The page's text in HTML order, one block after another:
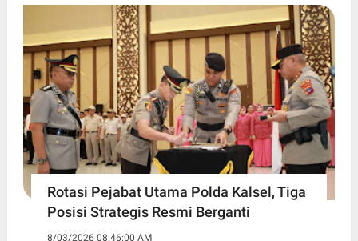
Rotasi Pejabat Utama Polda Kalsel, Tiga
Posisi Strategis Resmi Berganti
8/03/2026 08:46:00 AM